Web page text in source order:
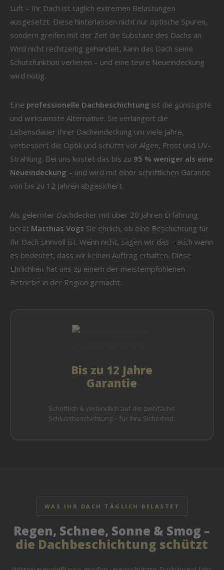
Luft – Ihr Dach ist täglich extremen Belastungen
ausgesetzt. Diese hinterlassen nicht nur optische Spuren,
sondern greifen mit der Zeit die Substanz des Dachs an.
Wird nicht rechtzeitig gehandelt, kann das Dach seine
Schutzfunktion verlieren – und eine teure Neueindeckung
wird nötig.
Eine professionelle Dachbeschichtung ist die günstigste
und wirksamste Alternative. Sie verlängert die
Lebensdauer Ihrer Dacheindeckung um viele Jahre,
verbessert die Optik und schützt vor Algen, Frost und UV-
Strahlung. Bei uns kostet das bis zu 95 % weniger als eine
Neueindeckung – und wird mit einer schriftlichen Garantie
von bis zu 12 Jahren abgesichert.
Als gelernter Dachdecker mit über 20 Jahren Erfahrung
berät Matthias Vogt Sie ehrlich, ob eine Beschichtung für
Ihr Dach sinnvoll ist. Wenn nicht, sagen wir das – auch wenn
es bedeutet, dass wir keinen Auftrag erhalten. Diese
Ehrlichkeit hat uns zu einem der meistempfohlenen
Betriebe in der Region gemacht.
Bis zu 12 Jahre
Garantie
Schriftlich & verbindlich auf die zweifache
Schlussbeschichtung – für Ihre Sicherheit.
WAS IHR DACH TÄGLICH BELASTET
Regen, Schnee, Sonne & Smog –
die Dachbeschichtung schützt